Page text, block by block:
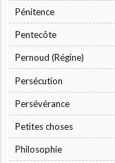
Pénitence
Pentecôte
Pernoud (Régine)
Persécution
Persévérance
Petites choses
Philosophie